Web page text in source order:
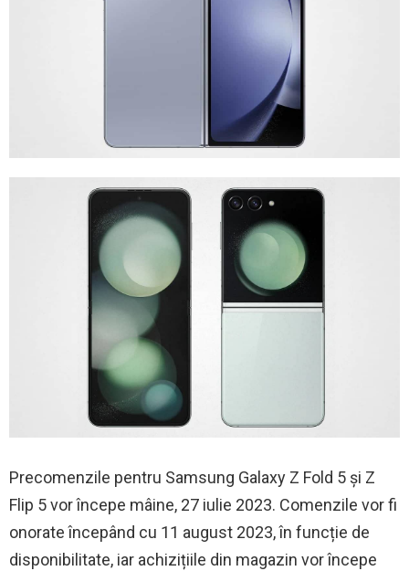
Precomenzile pentru Samsung Galaxy Z Fold 5 și Z
Flip 5 vor începe mâine, 27 iulie 2023. Comenzile vor fi
onorate începând cu 11 august 2023, în funcție de
disponibilitate, iar achizițiile din magazin vor începe